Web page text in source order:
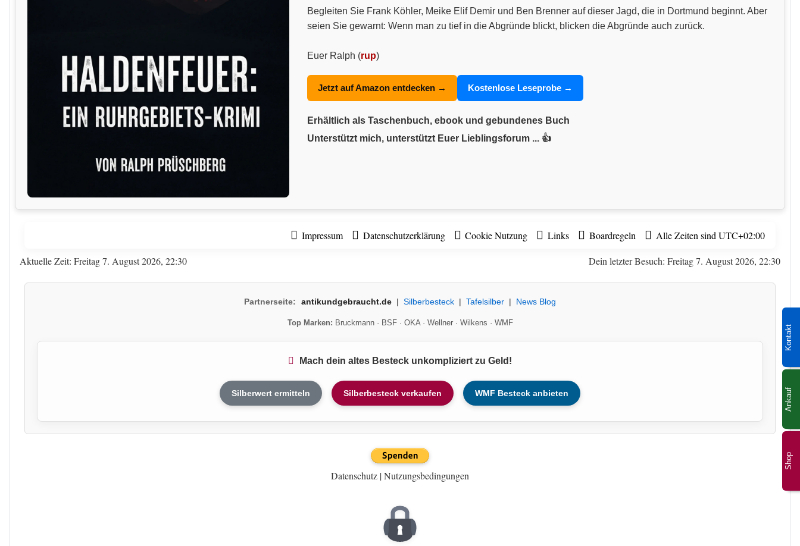
Shop
Kontakt
Ankauf
Begleiten Sie Frank Köhler, Meike Elif Demir und Ben Brenner auf dieser Jagd, die in Dortmund beginnt. Aber
seien Sie gewarnt: Wenn man zu tief in die Abgründe blickt, blicken die Abgründe auch zurück.
Euer Ralph (rup)
Jetzt auf Amazon entdecken → Kostenlose Leseprobe →
Erhältlich als Taschenbuch, ebook und gebundenes Buch
Unterstützt mich, unterstützt Euer Lieblingsforum ... 👍
Impressum Datenschutzerklärung Cookie Nutzung Links Boardregeln Alle Zeiten sind UTC+02:00
Dein letzter Besuch: Freitag 7. August 2026, 22:30
Aktuelle Zeit: Freitag 7. August 2026, 22:30
Partnerseite: antikundgebraucht.de | Silberbesteck | Tafelsilber | News Blog
Top Marken: Bruckmann· BSF· OKA· Wellner· Wilkens · WMF
Mach dein altes Besteck unkompliziert zu Geld!
Silberwert ermitteln Silberbesteck verkaufen WMF Besteck anbieten
Datenschutz |Nutzungsbedingungen